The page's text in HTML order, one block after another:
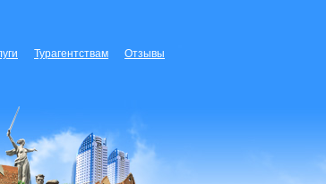
Турагентствам Отзывы